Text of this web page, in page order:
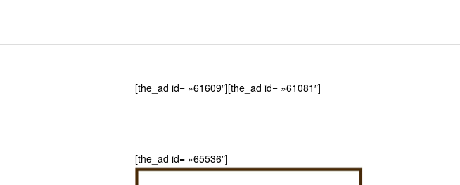
[the_ad id= »61609″][the_ad id= »61081″]
[the_ad id= »65536″]